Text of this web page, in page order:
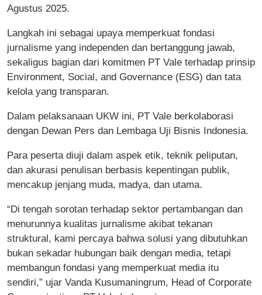
Agustus 2025.
Langkah ini sebagai upaya memperkuat fondasi
jurnalisme yang independen dan bertanggung jawab,
sekaligus bagian dari komitmen PT Vale terhadap prinsip
Environment, Social, and Governance (ESG) dan tata
kelola yang transparan.
Dalam pelaksanaan UKW ini, PT Vale berkolaborasi
dengan Dewan Pers dan Lembaga Uji Bisnis Indonesia.
Para peserta diuji dalam aspek etik, teknik peliputan,
dan akurasi penulisan berbasis kepentingan publik,
mencakup jenjang muda, madya, dan utama.
“Di tengah sorotan terhadap sektor pertambangan dan
menurunnya kualitas jurnalisme akibat tekanan
struktural, kami percaya bahwa solusi yang dibutuhkan
bukan sekadar hubungan baik dengan media, tetapi
membangun fondasi yang memperkuat media itu
sendiri,” ujar Vanda Kusumaningrum, Head of Corporate